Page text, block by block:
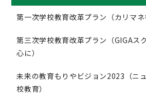
第一次学校教育改革プラン（カリマネ
第三次学校教育改革プラン（GIGAス
心に）
未来の教育もりやビジョン2023（ニ
校教育）